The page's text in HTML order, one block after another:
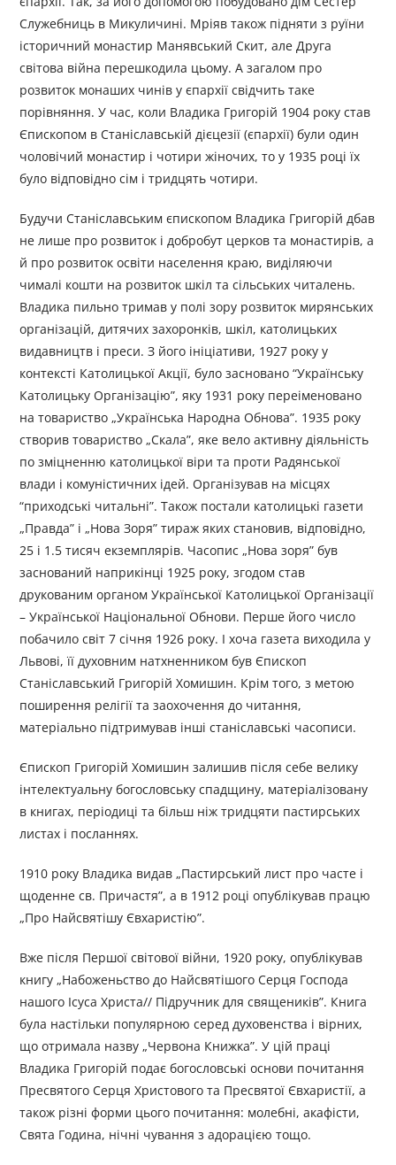
Служебниць в Микуличині. Мріяв також підняти з руїни
історичний монастир Манявський Скит, але Друга
світова війна перешкодила цьому. А загалом про
розвиток монаших чинів у єпархії свідчить таке
порівняння. У час, коли Владика Григорій 1904 року став
Єпископом в Станіславській дієцезії (єпархії) були один
чоловічий монастир і чотири жіночих, то у 1935 році їх
було відповідно сім і тридцять чотири.
Будучи Станіславським єпископом Владика Григорій дбав
не лише про розвиток і добробут церков та монастирів, а
й про розвиток освіти населення краю, виділяючи
чималі кошти на розвиток шкіл та сільських читалень.
Владика пильно тримав у полі зору розвиток мирянських
організацій, дитячих захоронків, шкіл, католицьких
видавництв і преси. З його ініціативи, 1927 року у
контексті Католицької Акції, було засновано “Українську
Католицьку Організацію”, яку 1931 року переіменовано
на товариство „Українська Народна Обнова”. 1935 року
створив товариство „Скала”, яке вело активну діяльність
по зміцненню католицької віри та проти Радянської
влади і комуністичних ідей. Організував на місцях
“приходські читальні”. Також постали католицькі газети
„Правда” і „Нова Зоря” тираж яких становив, відповідно,
25 і 1.5 тисяч екземплярів. Часопис „Нова зоря” був
заснований наприкінці 1925 року, згодом став
друкованим органом Української Католицької Організації
– Української Національної Обнови. Перше його число
побачило світ 7 січня 1926 року. І хоча газета виходила у
Львові, її духовним натхненником був Єпископ
Станіславський Григорій Хомишин. Крім того, з метою
поширення релігії та заохочення до читання,
матеріально підтримував інші станіславські часописи.
Єпископ Григорій Хомишин залишив після себе велику
інтелектуальну богословську спадщину, матеріалізовану
в книгах, періодиці та більш ніж тридцяти пастирських
листах і посланнях.
1910 року Владика видав „Пастирський лист про часте і
щоденне св. Причастя”, а в 1912 році опублікував працю
„Про Найсвятішу Євхаристію”.
Вже після Першої світової війни, 1920 року, опублікував
книгу „Набоженьство до Найсвятішого Серця Господа
нашого Ісуса Христа// Підручник для священиків”. Книга
була настільки популярною серед духовенства і вірних,
що отримала назву „Червона Книжка”. У цій праці
Владика Григорій подає богословські основи почитання
Пресвятого Серця Христового та Пресвятої Євхаристії, а
також різні форми цього почитання: молебні, акафісти,
Свята Година, нічні чування з адорацією тощо.